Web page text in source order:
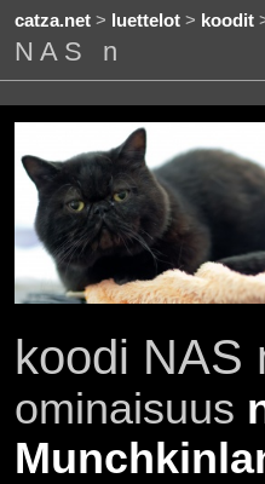
catza.net> luettelot> koodit
NAS n
koodi NAS
ominaisuus